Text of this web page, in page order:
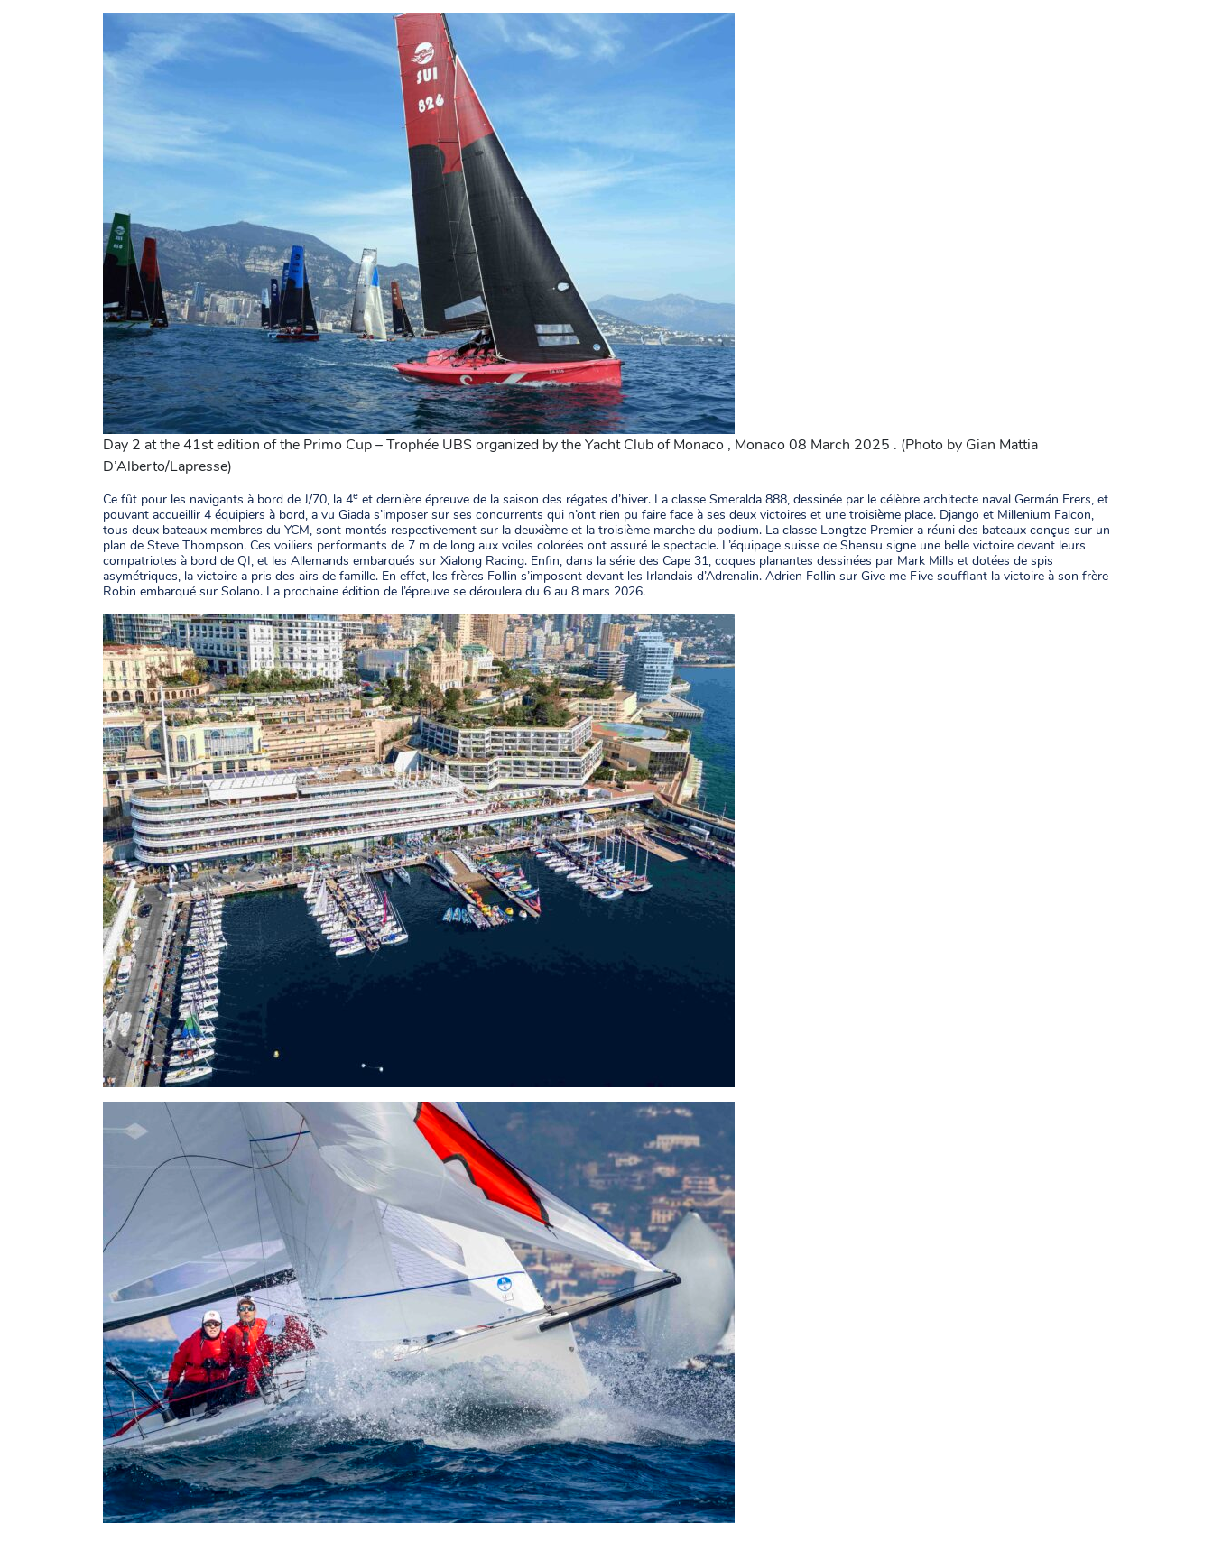
Day 2 at the 41st edition of the Primo Cup – Trophée UBS organized by the Yacht Club of Monaco , Monaco 08 March 2025 . (Photo by Gian Mattia
D’Alberto/Lapresse)
Ce fût pour les navigants à bord de J/70, la 4e et dernière épreuve de la saison des régates d’hiver. La classe Smeralda 888, dessinée par le célèbre architecte naval Germán Frers, et
pouvant accueillir 4 équipiers à bord, a vu Giada s’imposer sur ses concurrents qui n’ont rien pu faire face à ses deux victoires et une troisième place. Django et Millenium Falcon,
tous deux bateaux membres du YCM, sont montés respectivement sur la deuxième et la troisième marche du podium. La classe Longtze Premier a réuni des bateaux conçus sur un
plan de Steve Thompson. Ces voiliers performants de 7 m de long aux voiles colorées ont assuré le spectacle. L’équipage suisse de Shensu signe une belle victoire devant leurs
compatriotes à bord de QI, et les Allemands embarqués sur Xialong Racing. Enfin, dans la série des Cape 31, coques planantes dessinées par Mark Mills et dotées de spis
asymétriques, la victoire a pris des airs de famille. En effet, les frères Follin s’imposent devant les Irlandais d’Adrenalin. Adrien Follin sur Give me Five soufflant la victoire à son frère
Robin embarqué sur Solano. La prochaine édition de l’épreuve se déroulera du 6 au 8 mars 2026.